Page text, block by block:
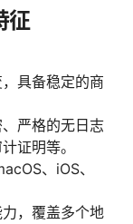
征
具备稳定的商
严格的无日志
证明等。
、iOS、
，覆盖多个地